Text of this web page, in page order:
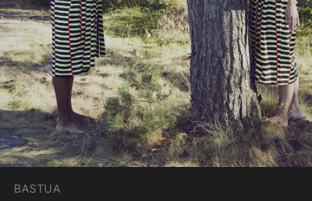
BASTUA